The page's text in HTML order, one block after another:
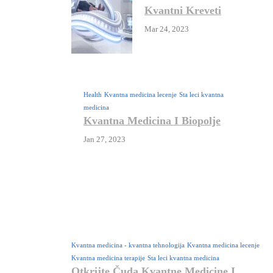
Kvantni Kreveti
Mar 24, 2023
Health Kvantna medicina lecenje Sta leci kvantna
medicina
Kvantna Medicina I Biopolje
Jan 27, 2023
Kvantna medicina - kvantna tehnologija Kvantna medicina lecenje
Kvantna medicina terapije Sta leci kvantna medicina